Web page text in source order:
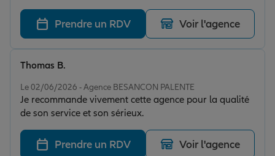
Prendre un RDV Voir l'agence
Le 02/06/2026 - Agence BESANCON PALENTE
Je recommande vivement cette agence pour la qualité
de son service et son sérieux.
Thomas B.
Prendre un RDV Voir l'agence